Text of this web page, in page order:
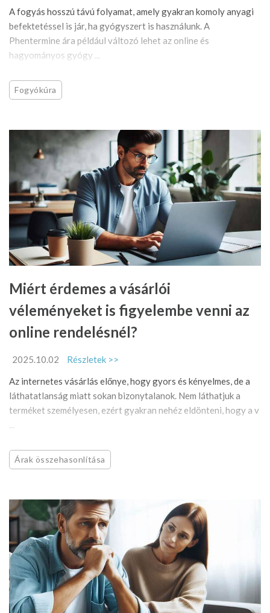
A fogyás hosszú távú folyamat, amely gyakran komoly anyagi
befektetéssel is jár, ha gyógyszert is használunk. A
Phentermine ára például változó lehet az online és
hagyományos gyógy ...
Fogyókúra
Miért érdemes a vásárlói
véleményeket is figyelembe venni az
online rendelésnél?
2025.10.02
Részletek >>
Az internetes vásárlás előnye, hogy gyors és kényelmes, de a
láthatatlanság miatt sokan bizonytalanok. Nem láthatjuk a
terméket személyesen, ezért gyakran nehéz eldönteni, hogy a v
...
Árak összehasonlítása